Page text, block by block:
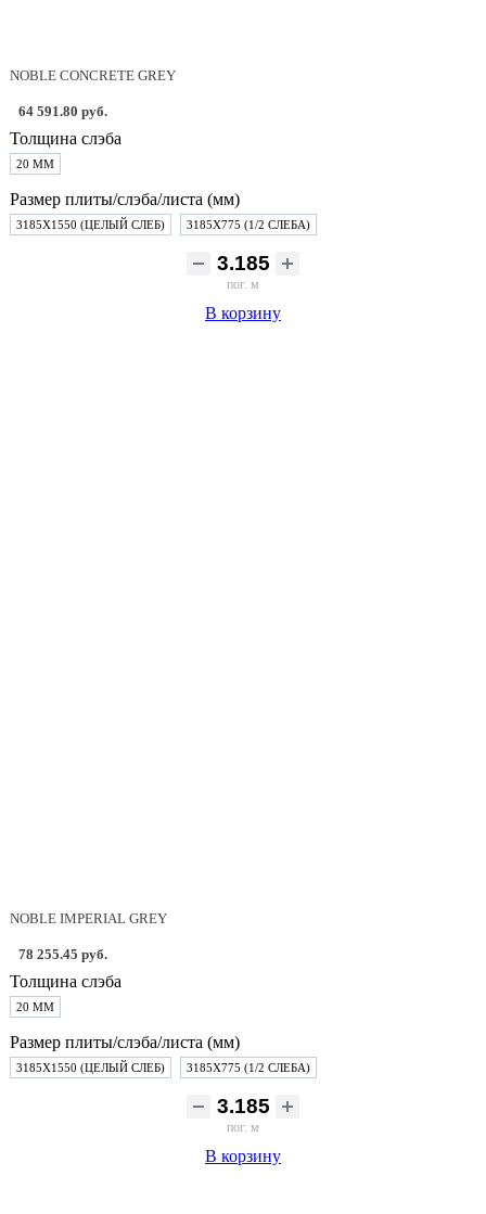
NOBLE CONCRETE GREY
64 591.80 руб.
Толщина слэба
20 ММ
Размер плиты/слэба/листа (мм)
3185Х1550 (ЦЕЛЫЙ СЛЕБ) 3185Х775 (1/2 СЛЕБА)
пог. м
В корзину
NOBLE IMPERIAL GREY
78 255.45 руб.
Толщина слэба
20 ММ
Размер плиты/слэба/листа (мм)
3185Х1550 (ЦЕЛЫЙ СЛЕБ) 3185Х775 (1/2 СЛЕБА)
пог. м
В корзину